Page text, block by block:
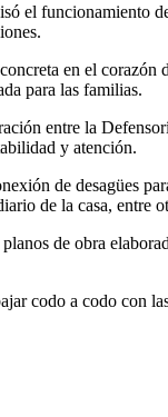
el
en el
para las familias.
entre la
y atención.
de desagües
de la casa, entre
de obra
codo a codo con